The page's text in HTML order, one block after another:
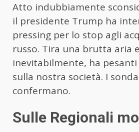
Atto indubbiamente
il presidente Trump ha
pressing per lo stop agli
russo. Tira una brutta aria
inevitabilmente, ha
sulla nostra società. I
confermano.
Sulle Regionali